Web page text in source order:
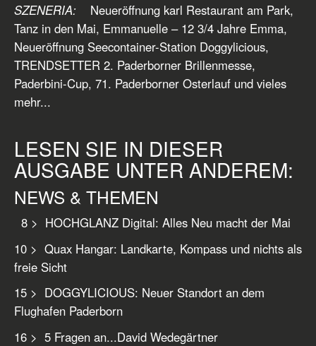
SZENERIA:
Neueröffnung karl Restaurant am Park,
Tanz in den Mai, Emmanuelle – 12 3/4 Jahre Emma,
Neueröffnung Seecontainer-Station Doggylicious,
TRENDSETTER 2. Paderborner Brillenmesse,
Paderbini-Cup, 71. Paderborner Osterlauf und vieles
mehr...
LESEN SIE IN DIESER
AUSGABE UNTER ANDEREM:
NEWS & THEMEN
8 > HOCHGLANZ Digital: Alles Neu macht der Mai
10 > Quax Hangar: Landkarte, Kompass und nichts als
freie Sicht
15 > DOGGYLICIOUS: Neuer Standort an dem
Flughafen Paderborn
16 > 5 Fragen an...David Wedegärtner